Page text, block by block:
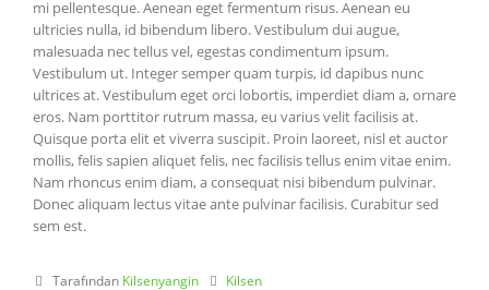
mi pellentesque. Aenean eget fermentum risus. Aenean eu
ultricies nulla, id bibendum libero. Vestibulum dui augue,
malesuada nec tellus vel, egestas condimentum ipsum.
Vestibulum ut. Integer semper quam turpis, id dapibus nunc
ultrices at. Vestibulum eget orci lobortis, imperdiet diam a, ornare
eros. Nam porttitor rutrum massa, eu varius velit facilisis at.
Quisque porta elit et viverra suscipit. Proin laoreet, nisl et auctor
mollis, felis sapien aliquet felis, nec facilisis tellus enim vitae enim.
Nam rhoncus enim diam, a consequat nisi bibendum pulvinar.
Donec aliquam lectus vitae ante pulvinar facilisis. Curabitur sed
sem est.
Tarafından Kilsenyangin
Kilsen